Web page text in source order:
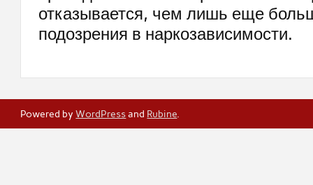
отказывается, чем лишь еще
подозрения в наркозависимости.
Powered byWordPressand Rubine